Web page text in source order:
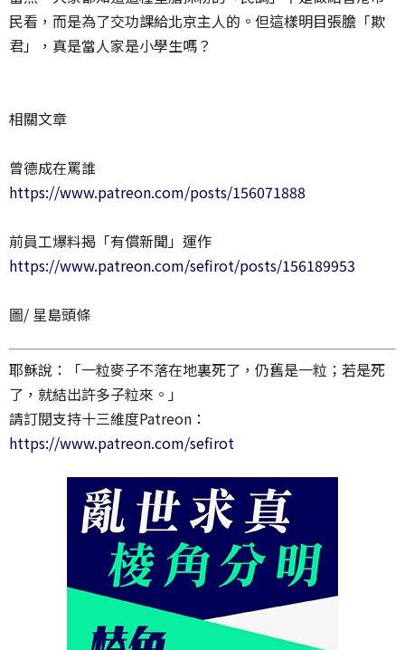
民看，而是為了交功課給北京主人的。但這樣明目張膽「欺
君」，真是當人家是小學生嗎？
相關文章
曾德成在罵誰
https://www.patreon.com/posts/156071888
前員工爆料揭「有償新聞」運作
https://www.patreon.com/sefirot/posts/156189953
圖/ 星島頭條
耶穌說：「一粒麥子不落在地裏死了，仍舊是一粒；若是死
了，就結出許多子粒來。」
請訂閱支持十三維度Patreon：
https://www.patreon.com/sefirot